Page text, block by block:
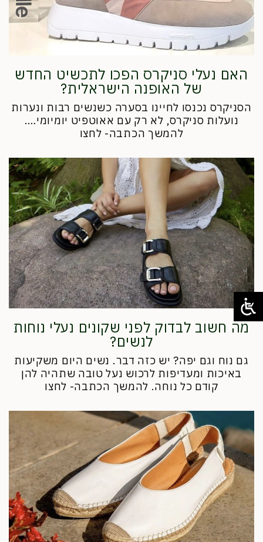
האם נעלי סניקרס הפכו לתכשיט החדש
של האופנה הישראלית?
הסניקרס נכנסו לחיינו בסערה כשנשים רבות ונערות
נועלות סניקרס, לא רק עם אאוטפיט יומיומי….
להמשך הכתבה- לחצו
מה חשוב לבדוק לפני שקונים נעלי נוחות
לנשים?
גם נוח וגם יפה? יש כזה דבר. נשים היום משקיעות
באיכות ומעדיפות לרכוש נעל טובה שתהיה להן
קודם כל נוחה. להמשך הכתבה- לחצו